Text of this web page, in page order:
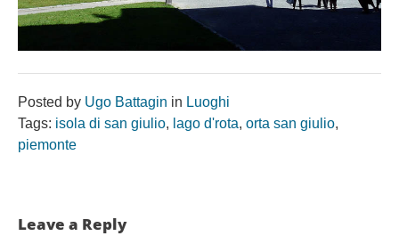
Posted by Ugo Battagin in Luoghi
Tags: isola di san giulio, lago d'rota, orta san giulio,
piemonte
Leave a Reply